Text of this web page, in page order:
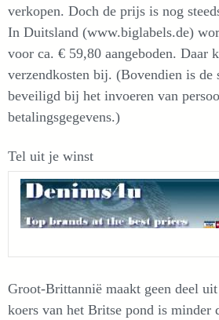
verkopen. Doch de prijs is nog
In Duitsland (www.biglabels.de)
voor ca. € 59,80 aangeboden. Daar
verzendkosten bij. (Bovendien is de
beveiligd bij het invoeren van
betalingsgegevens.)
Tel uit je winst
Groot-Brittannië maakt geen deel
koers van het Britse pond is minder